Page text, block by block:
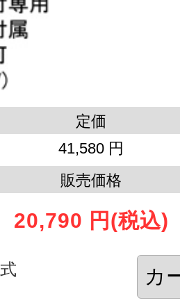
定価
41,580 円
販売価格
20,790 円 (税込)
式